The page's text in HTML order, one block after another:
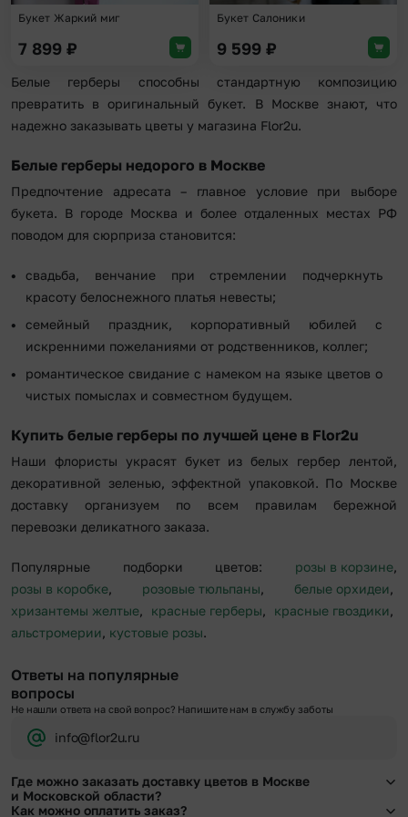
Букет Жаркий миг
7 899 ₽
Букет Салоники
9 599 ₽
Белые герберы способны стандартную композицию
превратить в оригинальный букет. В Москве знают, что
надежно заказывать цветы у магазина Flor2u.
Белые герберы недорого в Москве
Предпочтение адресата – главное условие при выборе
букета. В городе Москва и более отдаленных местах РФ
поводом для сюрприза становится:
свадьба, венчание при стремлении подчеркнуть
красоту белоснежного платья невесты;
семейный праздник, корпоративный юбилей с
искренними пожеланиями от родственников, коллег;
романтическое свидание с намеком на языке цветов о
чистых помыслах и совместном будущем.
Купить белые герберы по лучшей цене в Flor2u
Наши флористы украсят букет из белых гербер лентой,
декоративной зеленью, эффектной упаковкой. По Москве
доставку организуем по всем правилам бережной
перевозки деликатного заказа.
Популярные подборки цветов: розы в корзине,
розы в коробке, розовые тюльпаны, белые орхидеи,
хризантемы желтые, красные герберы, красные гвоздики,
альстромерии, кустовые розы.
Ответы на популярные
вопросы
Не нашли ответа на свой вопрос? Напишите нам в службу заботы
info@flor2u.ru
Где можно заказать доставку цветов в Москве
и Московской области?
Как можно оплатить заказ?